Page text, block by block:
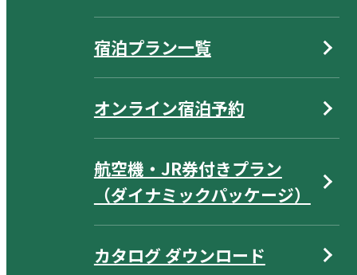
宿泊プラン一覧
オンライン宿泊予約
航空機・JR券付きプラン
（ダイナミックパッケージ）
カタログ ダウンロード